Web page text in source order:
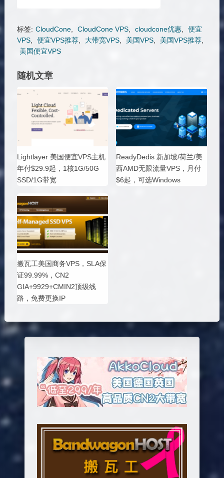
标签: CloudCone, CloudCone VPS, cloudcone优惠,
便宜
VPS, 便宜VPS推荐, 大带宽VPS, 美国VPS, 美国VPS推荐,
美国便宜VPS
随机文章
Lightlayer 美国便宜VPS主机
年付$29.9起，1核1G/50G
SSD/1G带宽
ReadyDedis 新加坡/荷兰/美
西AMD无限流量VPS，月付
$6起，可选Windows
搬瓦工美国商务VPS，SLA保
证99.99%，CN2
GIA+9929+CMIN2顶级线
路，免费更换IP